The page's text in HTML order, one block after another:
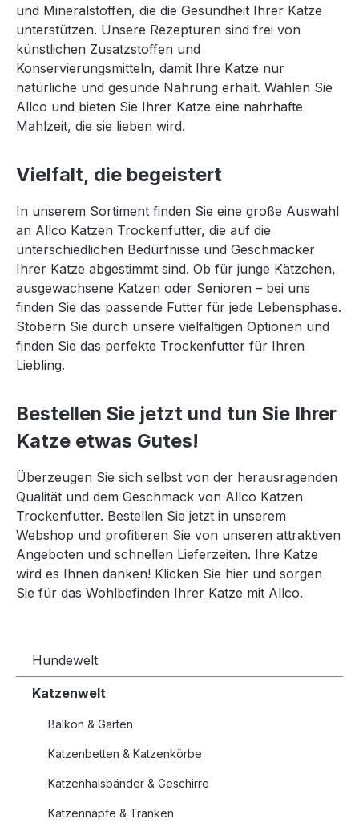
und Mineralstoffen, die die Gesundheit Ihrer Katze
unterstützen. Unsere Rezepturen sind frei von
künstlichen Zusatzstoffen und
Konservierungsmitteln, damit Ihre Katze nur
natürliche und gesunde Nahrung erhält. Wählen Sie
Allco und bieten Sie Ihrer Katze eine nahrhafte
Mahlzeit, die sie lieben wird.
Vielfalt, die begeistert
In unserem Sortiment finden Sie eine große Auswahl
an Allco Katzen Trockenfutter, die auf die
unterschiedlichen Bedürfnisse und Geschmäcker
Ihrer Katze abgestimmt sind. Ob für junge Kätzchen,
ausgewachsene Katzen oder Senioren – bei uns
finden Sie das passende Futter für jede Lebensphase.
Stöbern Sie durch unsere vielfältigen Optionen und
finden Sie das perfekte Trockenfutter für Ihren
Liebling.
Bestellen Sie jetzt und tun Sie Ihrer
Katze etwas Gutes!
Überzeugen Sie sich selbst von der herausragenden
Qualität und dem Geschmack von Allco Katzen
Trockenfutter. Bestellen Sie jetzt in unserem
Webshop und profitieren Sie von unseren attraktiven
Angeboten und schnellen Lieferzeiten. Ihre Katze
wird es Ihnen danken! Klicken Sie hier und sorgen
Sie für das Wohlbefinden Ihrer Katze mit Allco.
Hundewelt
Katzenwelt
Balkon & Garten
Katzenbetten & Katzenkörbe
Katzenhalsbänder & Geschirre
Katzennäpfe & Tränken